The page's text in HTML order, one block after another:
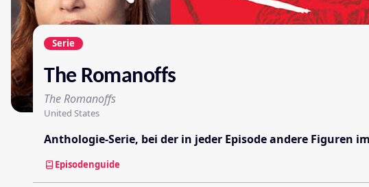
Serie
The Romanoffs
The Romanoffs
United States
Anthologie-Serie, bei der in jeder Episode andere Figuren
Episodenguide